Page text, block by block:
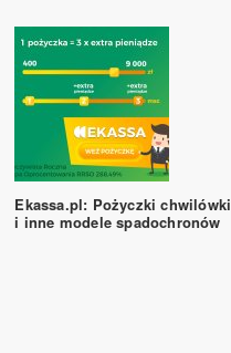
Ekassa.pl: Pożyczki chwilówki
i inne modele spadochronów